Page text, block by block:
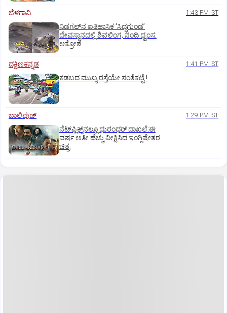
ಬೆಳಗಾವಿ 1:43 PM IST
ನಿಡಗಲ್‌ನ ಐತಿಹಾಸಿಕ ‘ಸಿದ್ಧಗುಂಡ’
ದೇವಸ್ಥಾನದಲ್ಲಿ ಶಿವಲಿಂಗ, ನಂದಿ ಧ್ವಂಸ:
ಆಕ್ರೋಶ
ದಕ್ಷಿಣಕನ್ನಡ 1:41 PM IST
ಕಡಬದ ಮುಖ್ಯ ರಸ್ತೆಯೇ ಸಂತೆಕಟ್ಟೆ !
ಬಾಲಿವುಡ್‌ 1:29 PM IST
ನೆಟ್‌ಫ್ಲಿಕ್ಸ್‌ನಲ್ಲೂ ಧುರಂಧರ್‌ ದಾಖಲೆ:ಈ
ವರ್ಷ ಅತೀ ಹೆಚ್ಚು ವೀಕ್ಷಿಸಿದ ಇಂಗ್ಲಿಷೇತರ
ಚಿತ್ರ